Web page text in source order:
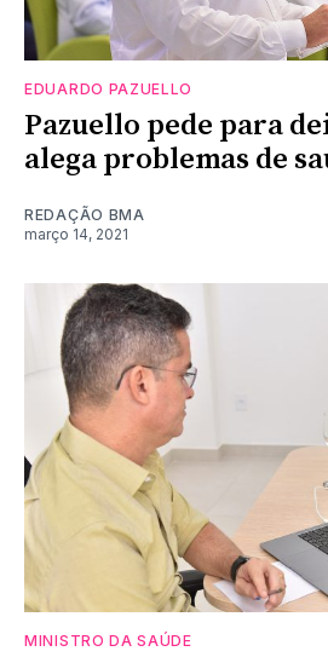
EDUARDO PAZUELLO
Pazuello pede para
alega problemas de
REDAÇÃO BMA
março 14, 2021
MINISTRO DA SAÚDE